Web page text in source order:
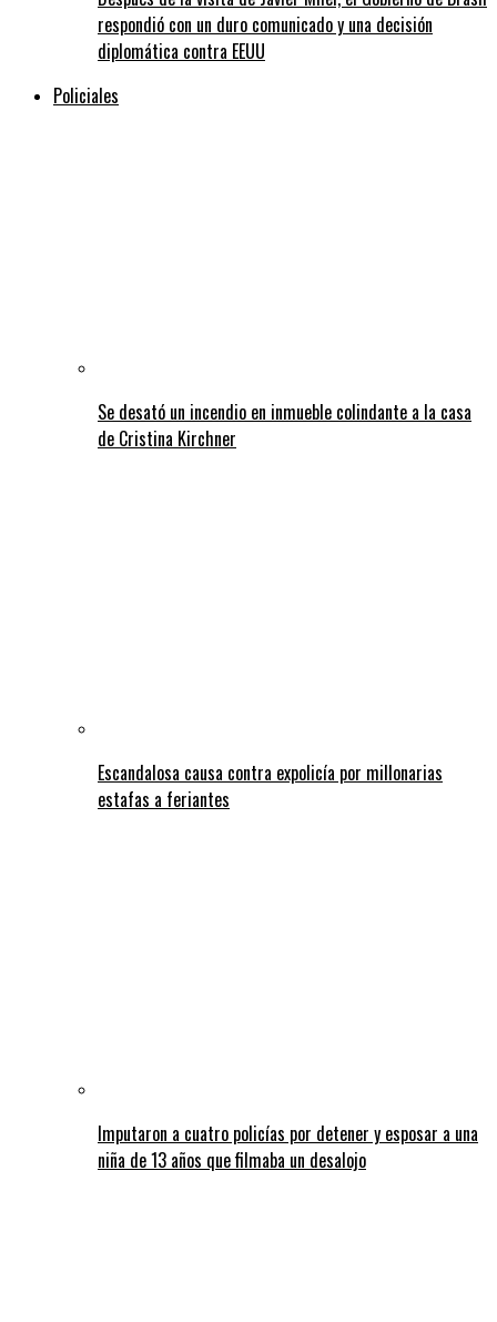
respondió con un duro comunicado y una decisión
diplomática contra EEUU
Policiales
Se desató un incendio en inmueble colindante a la casa
de Cristina Kirchner
Escandalosa causa contra expolicía por millonarias
estafas a feriantes
Imputaron a cuatro policías por detener y esposar a una
niña de 13 años que filmaba un desalojo